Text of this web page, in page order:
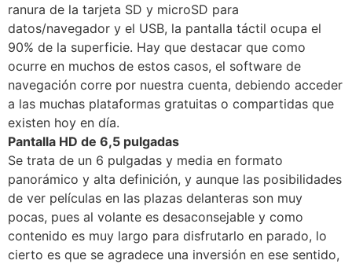
ranura de la tarjeta SD y microSD para
datos/navegador y el USB, la pantalla táctil ocupa el
90% de la superficie. Hay que destacar que como
ocurre en muchos de estos casos, el software de
navegación corre por nuestra cuenta, debiendo acceder
a las muchas plataformas gratuitas o compartidas que
existen hoy en día.
Pantalla HD de 6,5 pulgadas
Se trata de un 6 pulgadas y media en formato
panorámico y alta definición, y aunque las posibilidades
de ver películas en las plazas delanteras son muy
pocas, pues al volante es desaconsejable y como
contenido es muy largo para disfrutarlo en parado, lo
cierto es que se agradece una inversión en ese sentido,